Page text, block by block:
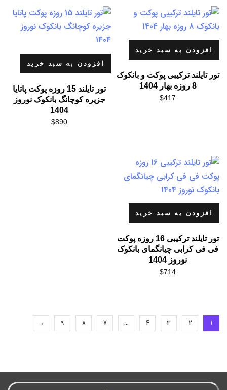
افزودن به سبد خرید
تور تایلند ترکیبی پوکت و بانکوک
8 روزه بهار 1404
$417
افزودن به سبد خرید
تور تایلند 15 روزه پوکت پاتایا
جزیره کوچانگ بانکوک نوروز
1404
$890
افزودن به سبد خرید
تور تایلند ترکیبی 16 روزه پوکت
فی فی کرابی چیانگمای بانکوک
نوروز 1404
$714
1
2
3
4
…
7
8
9
→